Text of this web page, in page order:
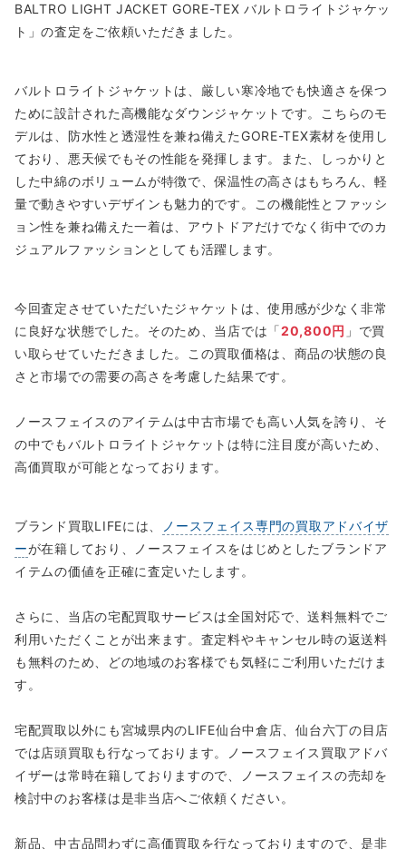
BALTRO LIGHT JACKET GORE-TEX バルトロライトジャケッ
ト」の査定をご依頼いただきました。
バルトロライトジャケットは、厳しい寒冷地でも快適さを保つ
ために設計された高機能なダウンジャケットです。こちらのモ
デルは、防水性と透湿性を兼ね備えたGORE-TEX素材を使用し
ており、悪天候でもその性能を発揮します。また、しっかりと
した中綿のボリュームが特徴で、保温性の高さはもちろん、軽
量で動きやすいデザインも魅力的です。この機能性とファッシ
ョン性を兼ね備えた一着は、アウトドアだけでなく街中でのカ
ジュアルファッションとしても活躍します。
今回査定させていただいたジャケットは、使用感が少なく非常
に良好な状態でした。そのため、当店では「20,800円 」で買
い取らせていただきました。この買取価格は、商品の状態の良
さと市場での需要の高さを考慮した結果です。
ノースフェイスのアイテムは中古市場でも高い人気を誇り、そ
の中でもバルトロライトジャケットは特に注目度が高いため、
高価買取が可能となっております。
ブランド買取LIFEには、
ノースフェイス専門の買取アドバイザ
ーが在籍しており、ノースフェイスをはじめとしたブランドア
イテムの価値を正確に査定いたします。
さらに、当店の宅配買取サービスは全国対応で、送料無料でご
利用いただくことが出来ます。査定料やキャンセル時の返送料
も無料のため、どの地域のお客様でも気軽にご利用いただけま
す。
宅配買取以外にも宮城県内のLIFE仙台中倉店、仙台六丁の目店
では店頭買取も行なっております。ノースフェイス買取アドバ
イザーは常時在籍しておりますので、ノースフェイスの売却を
検討中のお客様は是非当店へご依頼ください。
新品、中古品問わずに高価買取を行なっておりますので、是非